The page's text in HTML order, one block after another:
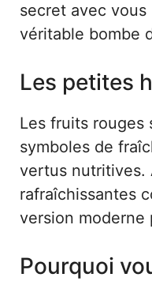
secret avec vous
véritable bombe
Les petites
Les fruits rouges
symboles de
vertus nutritives.
rafraîchissantes
version moderne
Pourquoi